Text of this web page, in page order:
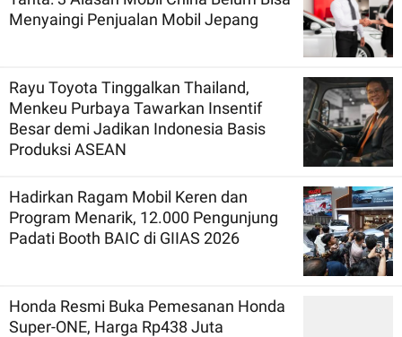
Menyaingi Penjualan Mobil Jepang
Rayu Toyota Tinggalkan Thailand,
Menkeu Purbaya Tawarkan Insentif
Besar demi Jadikan Indonesia Basis
Produksi ASEAN
Hadirkan Ragam Mobil Keren dan
Program Menarik, 12.000 Pengunjung
Padati Booth BAIC di GIIAS 2026
Honda Resmi Buka Pemesanan Honda
Super-ONE, Harga Rp438 Juta